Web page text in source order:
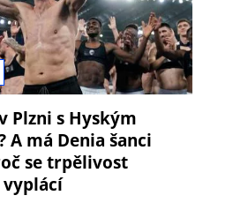
Plzni s Hyským
A má Denia šanci
se trpělivost